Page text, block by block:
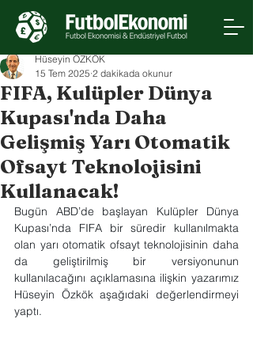
FIFA, Kulüpler Dünya
Kupası'nda Daha
Gelişmiş Yarı Otomatik
Ofsayt Teknolojisini
Kullanacak!
Hüseyin ÖZKÖK
15 Tem 2025 2 dakikada okunur
Bugün ABD’de başlayan Kulüpler Dünya
Kupası’nda FIFA bir süredir kullanılmakta
olan yarı otomatik ofsayt teknolojisinin daha
da geliştirilmiş bir versiyonunun
kullanılacağını açıklamasına ilişkin yazarımız
Hüseyin Özkök aşağıdaki değerlendirmeyi
yaptı.